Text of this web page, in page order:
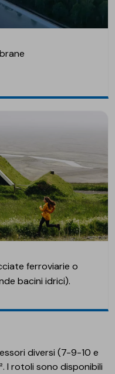
ferroviarie o
bacini idrici).
diversi (7-9-10 e
I rotoli sono disponibili